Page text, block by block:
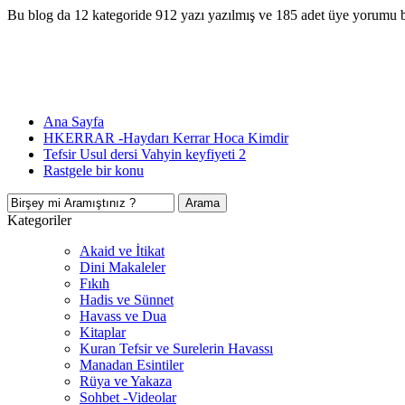
Bu blog da 12 kategoride 912 yazı yazılmış ve 185 adet üye yorumu
Ana Sayfa
HKERRAR -Haydarı Kerrar Hoca Kimdir
Tefsir Usul dersi Vahyin keyfiyeti 2
Rastgele bir konu
Kategoriler
Akaid ve İtikat
Dini Makaleler
Fıkıh
Hadis ve Sünnet
Havass ve Dua
Kitaplar
Kuran Tefsir ve Surelerin Havassı
Manadan Esintiler
Rüya ve Yakaza
Sohbet -Videolar